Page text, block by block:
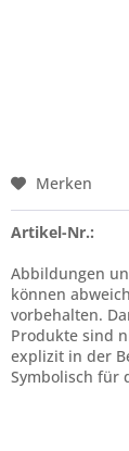
Merken
Artikel-Nr.:
Abbildungen
können
vorbehalten.
Produkte sind
explizit in der
Symbolisch für